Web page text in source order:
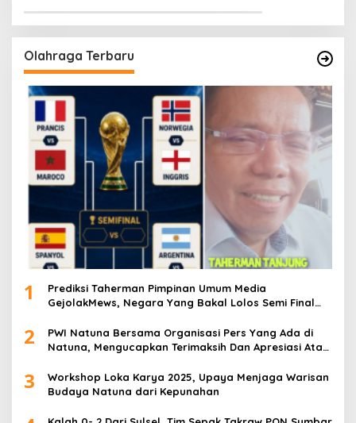
Olahraga Terbaru
1
Prediksi Taherman Pimpinan Umum Media
GejolakMews, Negara Yang Bakal Lolos Semi Final
2
PWI Natuna Bersama Organisasi Pers Yang Ada di
Natuna, Mengucapkan Terimaksih Dan Apresiasi Atas
dan Insan Pers
3
Workshop Loka Karya 2025, Upaya Menjaga Warisan
Budaya Natuna dari Kepunahan